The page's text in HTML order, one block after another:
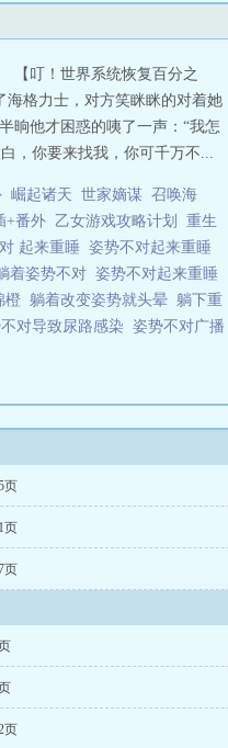
【叮！世界系统恢复百分之
格力士，对方笑眯眯的对着她
晌他才困惑的咦了一声：“我怎
，你要来找我，你可千万不...
崛起诸天 世家嫡谋 召唤海
+番外 乙女游戏攻略计划
重生
起来重睡 姿势不对起来重睡
着姿势不对 姿势不对起来重睡
橙 躺着改变姿势就头晕 躺下重
对导致尿路感染 姿势不对广播
页
页
页
页